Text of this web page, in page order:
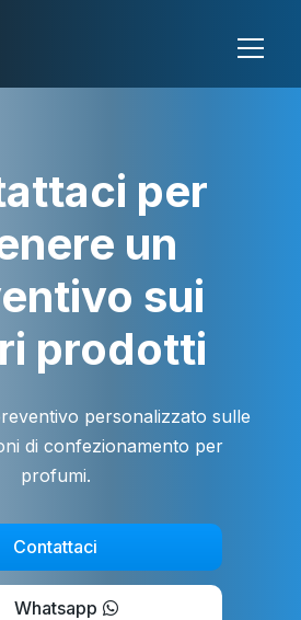
per
un
sui
prodotti
personalizzato sulle
di confezionamento per
profumi.
Contattaci
Whatsapp